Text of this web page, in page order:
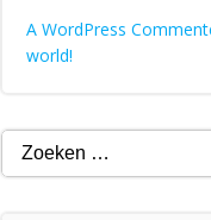
A WordPress
world!
Zoeken
naar: